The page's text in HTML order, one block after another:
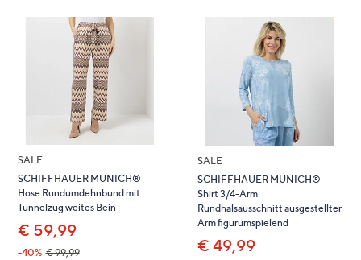
SALE
SCHIFFHAUER MUNICH®
Hose Rundumdehnbund mit
Tunnelzug weites Bein
€ 59,99
-40% € 99,99
SALE
SCHIFFHAUER MUNICH®
Shirt 3/4-Arm
Rundhalsausschnitt ausgestellter
Arm figurumspielend
€ 49,99